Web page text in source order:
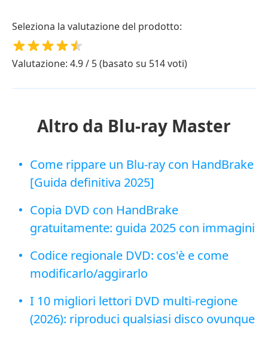
Seleziona la valutazione del prodotto:
Valutazione: 4.9 / 5 (basato su 514 voti)
Altro da Blu-ray Master
Come rippare un Blu-ray con HandBrake
[Guida definitiva 2025]
Copia DVD con HandBrake
gratuitamente: guida 2025 con immagini
Codice regionale DVD: cos'è e come
modificarlo/aggirarlo
I 10 migliori lettori DVD multi-regione
(2026): riproduci qualsiasi disco ovunque